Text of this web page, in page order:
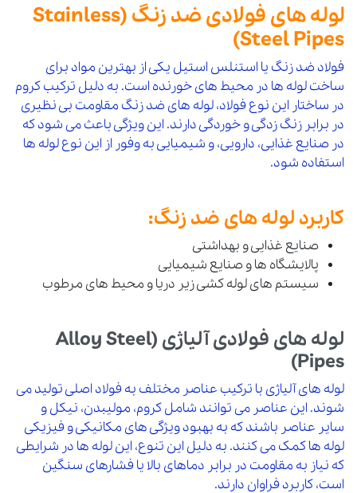
لوله های فولادی ضد زنگ (Stainless
Steel Pipes)
فولاد ضد زنگ یا استنلس استیل یکی از بهترین مواد برای
ساخت لوله ها در محیط های خورنده است. به دلیل ترکیب کروم
در ساختار این نوع فولاد، لوله های ضد زنگ مقاومت بی نظیری
در برابر زنگ زدگی و خوردگی دارند. این ویژگی باعث می شود که
در صنایع غذایی، دارویی، و شیمیایی به وفور از این نوع لوله ها
استفاده شود.
کاربرد لوله های ضد زنگ:
صنایع غذایی و بهداشتی
پالایشگاه ها و صنایع شیمیایی
سیستم های لوله کشی زیر دریا و محیط های مرطوب
لوله های فولادی آلیاژی (Alloy Steel
Pipes)
لوله های آلیاژی با ترکیب عناصر مختلف به فولاد اصلی تولید می
شوند. این عناصر می توانند شامل کروم، مولیبدن، نیکل و
سایر عناصر باشند که به بهبود ویژگی های مکانیکی و فیزیکی
لوله ها کمک می کنند. به دلیل این تنوع، این لوله ها در شرایطی
که نیاز به مقاومت در برابر دماهای بالا یا فشارهای سنگین
است، کاربرد فراوان دارند.